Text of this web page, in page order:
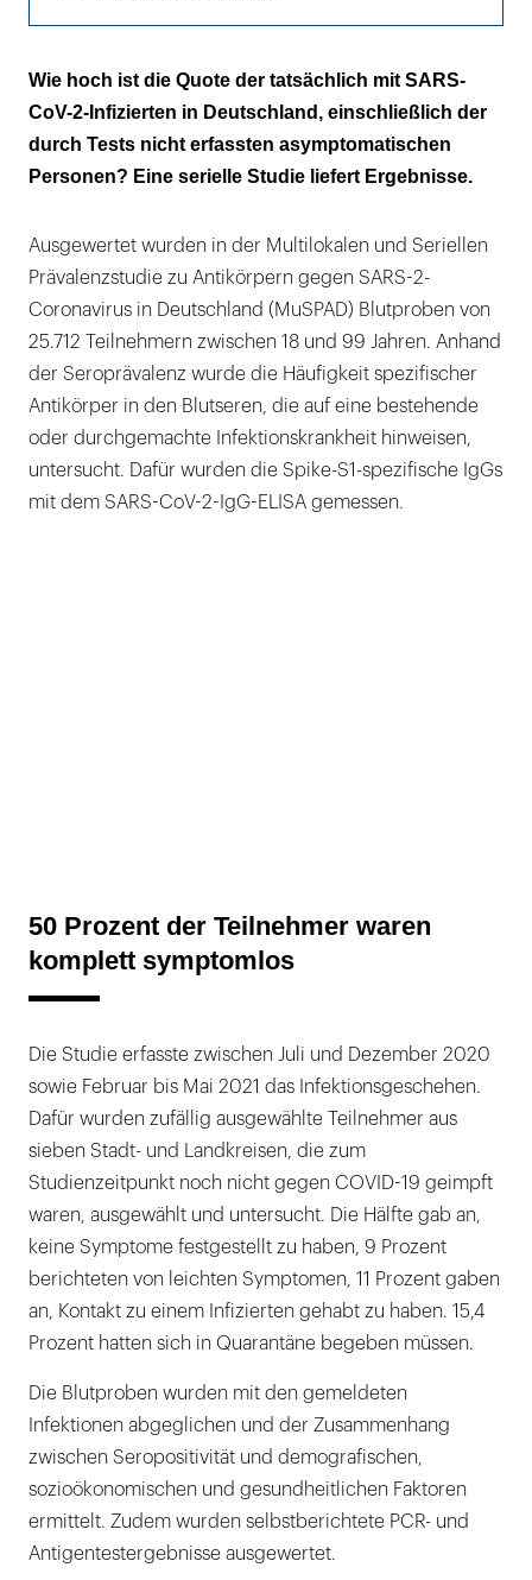
50 Prozent der Teilnehmer waren komplett
symptomlos
Jede achte Person in Quarantäne war Infiziert
Wie hoch ist die Quote der tatsächlich mit SARS-
CoV-2-Infizierten in Deutschland, einschließlich der
durch Tests nicht erfassten asymptomatischen
Personen? Eine serielle Studie liefert Ergebnisse.
Ausgewertet wurden in der Multilokalen und Seriellen
Prävalenzstudie zu Antikörpern gegen SARS-2-
Coronavirus in Deutschland (MuSPAD) Blutproben von
25.712 Teilnehmern zwischen 18 und 99 Jahren. Anhand
der Seroprävalenz wurde die Häufigkeit spezifischer
Antikörper in den Blutseren, die auf eine bestehende
oder durchgemachte Infektionskrankheit hinweisen,
untersucht. Dafür wurden die Spike-S1-spezifische IgGs
mit dem SARS-CoV-2-IgG-ELISA gemessen.
50 Prozent der Teilnehmer waren
komplett symptomlos
Die Studie erfasste zwischen Juli und Dezember 2020
sowie Februar bis Mai 2021 das Infektionsgeschehen.
Dafür wurden zufällig ausgewählte Teilnehmer aus
sieben Stadt- und Landkreisen, die zum
Studienzeitpunkt noch nicht gegen COVID-19 geimpft
waren, ausgewählt und untersucht. Die Hälfte gab an,
keine Symptome festgestellt zu haben, 9 Prozent
berichteten von leichten Symptomen, 11 Prozent gaben
an, Kontakt zu einem Infizierten gehabt zu haben. 15,4
Prozent hatten sich in Quarantäne begeben müssen.
Die Blutproben wurden mit den gemeldeten
Infektionen abgeglichen und der Zusammenhang
zwischen Seropositivität und demografischen,
sozioökonomischen und gesundheitlichen Faktoren
ermittelt. Zudem wurden selbst­berich­tete PCR- und
Antigentestergebnisse ausgewertet.